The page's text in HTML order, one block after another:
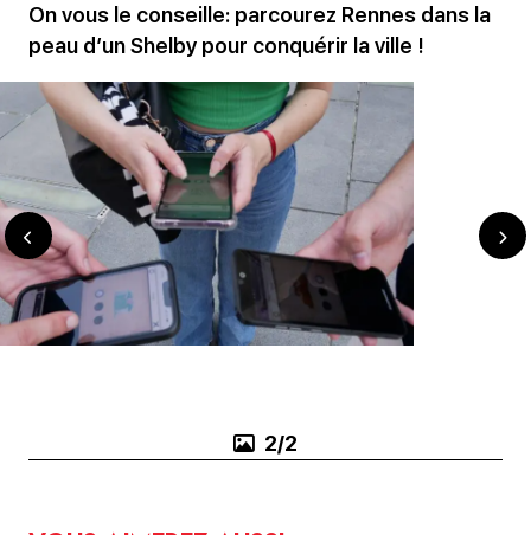
On vous le conseille: parcourez Rennes dans la
peau d’un Shelby pour conquérir la ville !
1/2